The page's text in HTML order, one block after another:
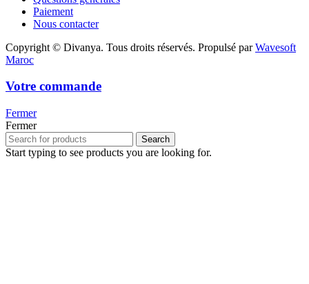
Paiement
Nous contacter
Copyright © Divanya. Tous droits réservés. Propulsé parWavesoft
Maroc
Votre commande
Fermer
Fermer
Search
Start typing to see products you are looking for.